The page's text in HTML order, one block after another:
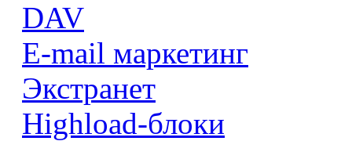
DAV
E-mail маркетинг
Экстранет
Highload-блоки